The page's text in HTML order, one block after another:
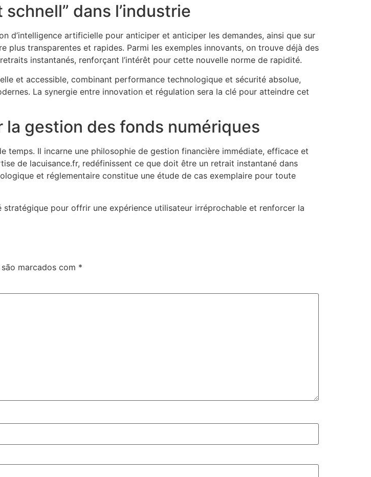
dans l’industrie
d’intelligence artificielle pour anticiper et anticiper les demandes, ainsi que sur
transparentes et rapides. Parmi les exemples innovants, on trouve déjà des
instantanés, renforçant l’intérêt pour cette nouvelle norme de rapidité.
et accessible, combinant performance technologique et sécurité absolue,
La synergie entre innovation et régulation sera la clé pour atteindre cet
gestion des fonds numériques
temps. Il incarne une philosophie de gestion financière immédiate, efficace et
de lacuisance.fr, redéfinissent ce que doit être un retrait instantané dans
et réglementaire constitue une étude de cas exemplaire pour toute
stratégique pour offrir une expérience utilisateur irréprochable et renforcer la
marcados com *